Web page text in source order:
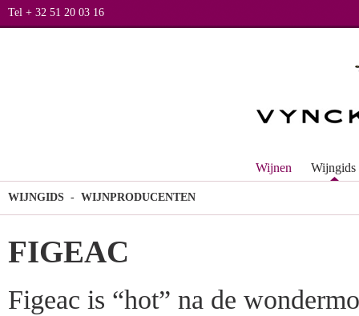
Tel + 32 51 20 03 16
Wijnen Wijngids
WIJNGIDS - WIJNPRODUCENTEN
FIGEAC
Figeac is “hot” na de